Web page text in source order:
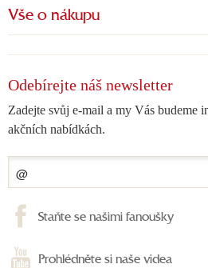
Vše o nákupu
Odebírejte náš newsletter
Zadejte svůj e-mail a my Vás budeme
akčních nabídkách.
Staňte se našimi fanoušky
Prohlédněte si naše videa